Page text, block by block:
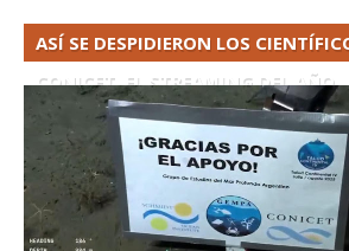
ASÍ SE DESPIDIERON LOS
CONICET. EL STREAMING DEL AÑO